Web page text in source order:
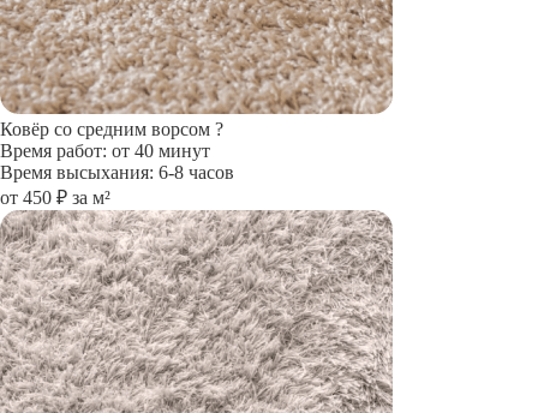
Ковёр со средним ворсом ?
Время работ: от 40 минут
Время высыхания: 6-8 часов
от 450 ₽ за м²